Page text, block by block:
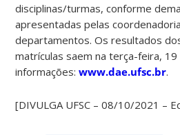
disciplinas/turmas, conforme
apresentadas pelas
departamentos. Os resultados
matrículas saem na terça-feira,
informações:www.dae.ufsc.br.
[DIVULGA UFSC – 08/10/2021 –